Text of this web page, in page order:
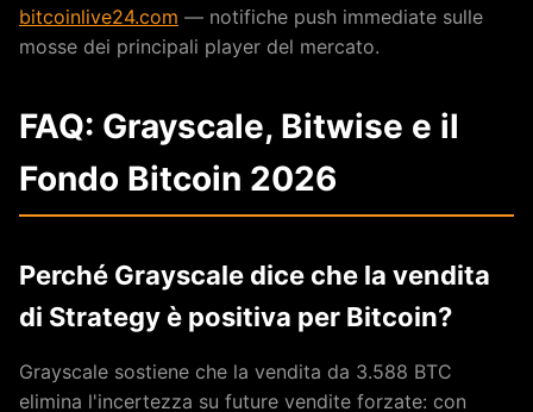
bitcoinlive24.com — notifiche push immediate sulle
mosse dei principali player del mercato.
FAQ: Grayscale, Bitwise e il
Fondo Bitcoin 2026
Perché Grayscale dice che la vendita
di Strategy è positiva per Bitcoin?
Grayscale sostiene che la vendita da 3.588 BTC
elimina l'incertezza su future vendite forzate: con